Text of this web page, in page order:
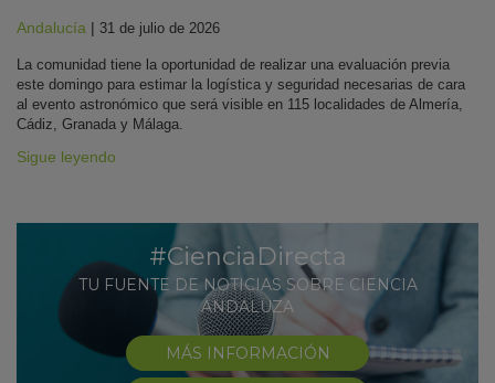
Andalucía | 31 de julio de 2026
La comunidad tiene la oportunidad de realizar una evaluación previa
este domingo para estimar la logística y seguridad necesarias de cara
al evento astronómico que será visible en 115 localidades de Almería,
Cádiz, Granada y Málaga.
Sigue leyendo
#CienciaDirecta
TU FUENTE DE NOTICIAS SOBRE CIENCIA
ANDALUZA
MÁS INFORMACIÓN